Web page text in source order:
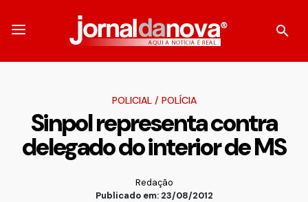
POLICIAL/ POLÍCIA
Sinpol representa contra
delegado do interior de MS
Redação
Publicado em: 23/08/2012